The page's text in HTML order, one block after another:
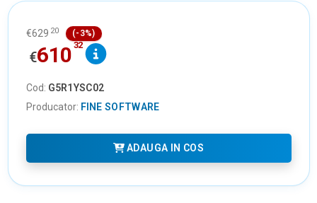
€629 20 (-3%)
€61032
Cod: G5R1YSC02
Producator: FINE SOFTWARE
ADAUGA IN COS